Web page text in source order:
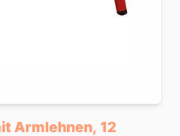
Armlehnen, 12